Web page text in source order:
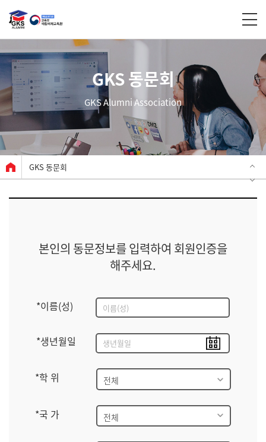
GKS 동문회
GKS Alumni Association
GKS 동문회
본인의 동문정보를 입력하여 회원인증을
해주세요.
*이름(성)
*생년월일
*학 위
*국 가